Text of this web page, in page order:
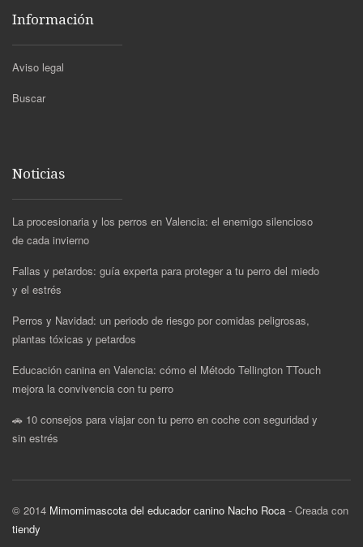
Información
Aviso legal
Buscar
Noticias
La procesionaria y los perros en Valencia: el enemigo silencioso
de cada invierno
Fallas y petardos: guía experta para proteger a tu perro del miedo
y el estrés
Perros y Navidad: un periodo de riesgo por comidas peligrosas,
plantas tóxicas y petardos
Educación canina en Valencia: cómo el Método Tellington TTouch
mejora la convivencia con tu perro
🚗 10 consejos para viajar con tu perro en coche con seguridad y
sin estrés
© 2014 Mimomimascota del educador canino Nacho Roca - Creada con
tiendy